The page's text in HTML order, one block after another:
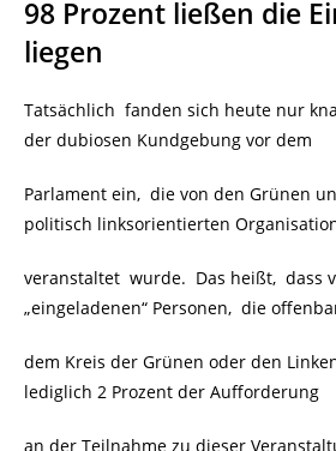
98 Prozent ließen die
liegen
Tatsächlich fanden sich heute nur
der dubiosen Kundgebung vor dem
Parlament ein, die von den Grünen
politisch linksorientierten
veranstaltet wurde. Das heißt, dass
„eingeladenen“ Personen, die
dem Kreis der Grünen oder den
lediglich 2 Prozent der Aufforderung
an der Teilnahme zu dieser